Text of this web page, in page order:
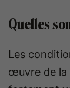
Quelles
Les
œuvre de la